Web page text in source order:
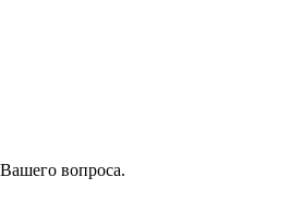
вопроса.